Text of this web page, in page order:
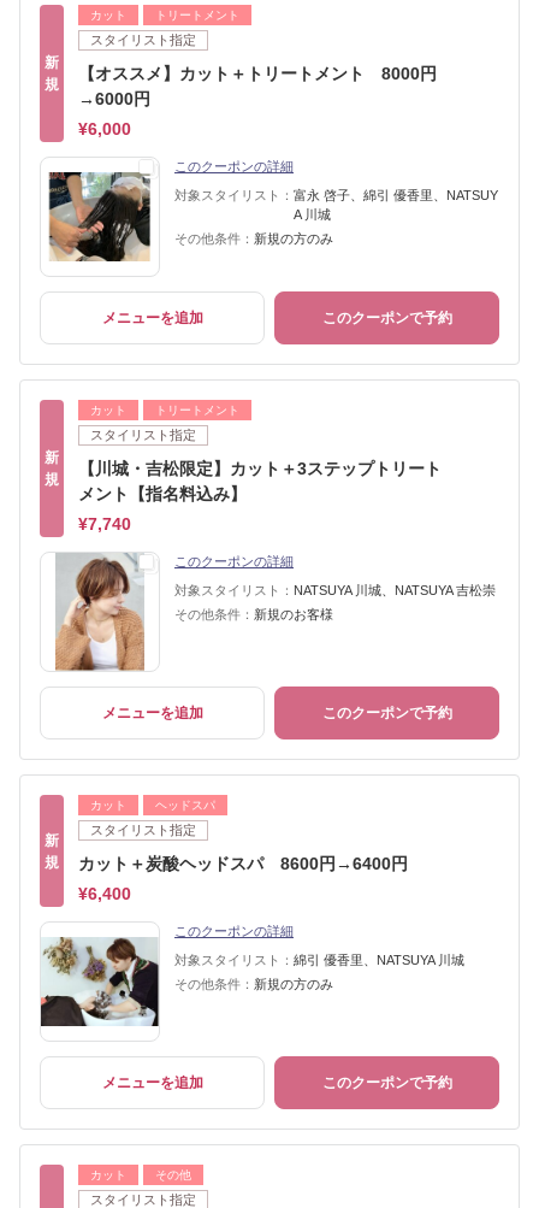
新
規
カット トリートメント
スタイリスト指定
【オススメ】カット＋トリートメント 8000円
→6000円
¥6,000
このクーポンの詳細
対象スタイリスト： 富永 啓子、綿引 優香里、NATSUY
A 川城
その他条件： 新規の方のみ
メニューを追加 このクーポンで予約
新
規
カット トリートメント
スタイリスト指定
【川城・吉松限定】カット＋3ステップトリート
メント【指名料込み】
¥7,740
このクーポンの詳細
対象スタイリスト： NATSUYA 川城、NATSUYA 吉松崇
その他条件： 新規のお客様
メニューを追加 このクーポンで予約
新
規
カット ヘッドスパ
スタイリスト指定
カット＋炭酸ヘッドスパ 8600円→6400円
¥6,400
このクーポンの詳細
対象スタイリスト： 綿引 優香里、NATSUYA 川城
その他条件： 新規の方のみ
メニューを追加 このクーポンで予約
カット その他
スタイリスト指定